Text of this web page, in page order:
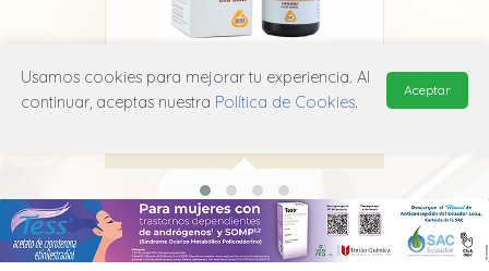
Larotin
Usamos cookies para mejorar tu experiencia. Al
continuar, aceptas nuestra Política de Cookies.
Aceptar